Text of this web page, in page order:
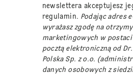
newslettera akceptujesz
regulamin. Podając adres
wyrażasz zgodę na
marketingowych w
pocztą elektroniczną od
Polska Sp. z o.o.
danych osobowych z